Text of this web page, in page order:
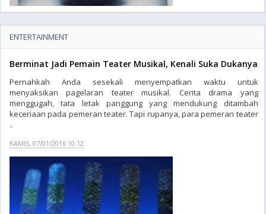
ENTERTAINMENT
Berminat Jadi Pemain Teater Musikal, Kenali Suka Dukanya
Pernahkah Anda sesekali menyempatkan waktu untuk
menyaksikan pagelaran teater musikal. Cerita drama yang
menggugah, tata letak panggung yang mendukung ditambah
keceriaan pada pemeran teater. Tapi rupanya, para pemeran teater
..
KAMIS, 07/01/2016 10:12